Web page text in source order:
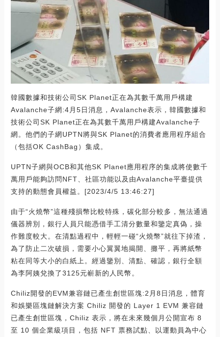
韓國數據和技術公司SK Planet正在為其數千萬用戶構建
Avalanche子網:4月5日消息，Avalanche表示，韓國數據和
技術公司SK Planet正在為其數千萬用戶構建Avalanche子
網。他們的子網UPTN將與SK Planet的消費者應用程序組合
（包括OK CashBag）集成。
UPTN子網與OCB和其他SK Planet應用程序的集成將使數千
萬用戶能夠訪問NFT、社區功能以及由Avalanche平臺提供
支持的動態會員權益。[2023/4/5 13:46:27]
由于“火燒幣”這種殘損幣比較特殊，碳化部分較多，無法通過
儀器辨別，銀行人員只能憑借手工清分數量和鑒定真偽，操
作難度較大。在清點過程中，輕輕一碰“火燒幣”就往下掉渣，
為了防止二次破損，需要小心翼翼地揭開、攤平，再將紙幣
粘在同等大小的白紙上。經過鑒別、清點、確認，銀行全額
為李阿姨兌換了3125元嶄新的人民幣。
Chiliz開發的EVM兼容鏈已產生創世區塊:2月8日消息，體育
和娛樂區塊鏈解決方案 Chiliz 開發的 Layer 1 EVM 兼容鏈
已產生創世區塊，Chiliz 表示，將在未來幾個月公開宣布 8
至 10 個企業級項目，包括 NFT 票務試點、以運動員為中心